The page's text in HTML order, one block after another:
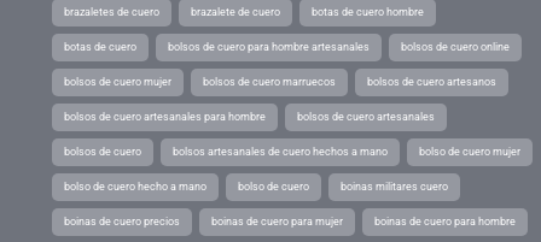
brazaletes de cuero brazalete de cuero botas de cuero hombre
botas de cuero bolsos de cuero para hombre artesanales bolsos de cuero online
bolsos de cuero mujer bolsos de cuero marruecos bolsos de cuero artesanos
bolsos de cuero artesanales para hombre bolsos de cuero artesanales
bolsos de cuero bolsos artesanales de cuero hechos a mano bolso de cuero mujer
bolso de cuero hecho a mano bolso de cuero boinas militares cuero
boinas de cuero precios boinas de cuero para mujer boinas de cuero para hombre